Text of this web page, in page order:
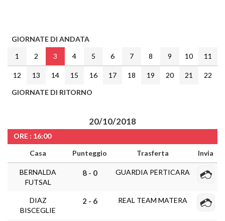
GIORNATE DI ANDATA
1
2 3 4 5 6 7 8 9 10 11
12 13 14 15 16 17 18 19 20 21
22
GIORNATE DI RITORNO
20/10/2018
ORE : 16:00
Casa
Punteggio Trasferta Invia
BERNALDA
FUTSAL
8 - 0 GUARDIA PERTICARA
DIAZ
BISCEGLIE
2 - 6 REAL TEAM MATERA